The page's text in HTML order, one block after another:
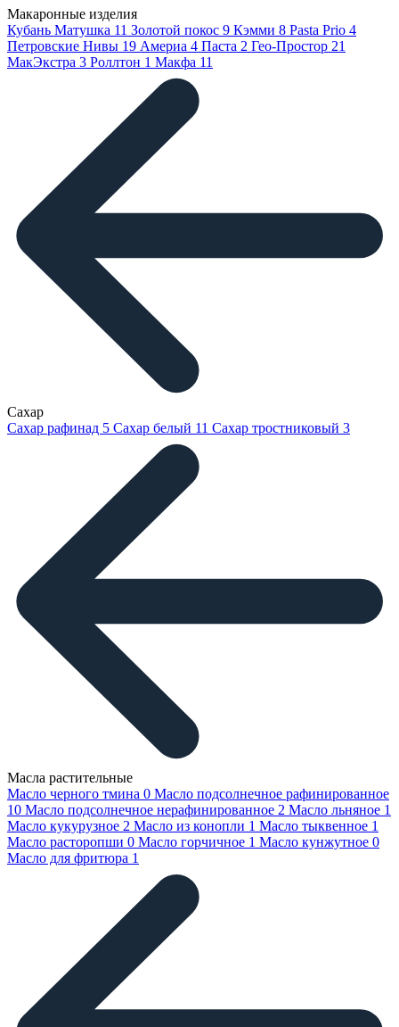
Макаронные изделия
Кубань Матушка 11 Золотой покос 9 Кэмми 8 Pasta Prio 4
Петровские Нивы 19 Америа 4 Паста 2 Гео-Простор 21
МакЭкстра 3 Роллтон 1 Макфа 11
Сахар
Сахар рафинад 5 Сахар белый 11 Сахар тростниковый 3
Масла растительные
Масло черного тмина 0 Масло подсолнечное рафинированное
10 Масло подсолнечное нерафинированное 2 Масло льняное 1
Масло кукурузное 2 Масло из конопли 1 Масло тыквенное 1
Масло расторопши 0 Масло горчичное 1 Масло кунжутное 0
Масло для фритюра 1